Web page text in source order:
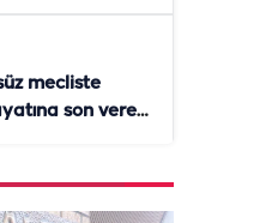
mecliste
son veren